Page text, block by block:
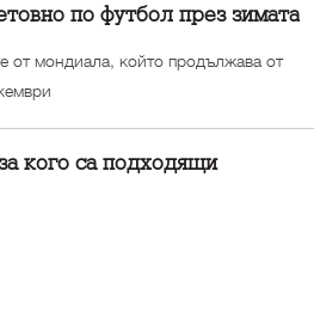
по футбол през зимата
от мондиала, който продължава от
кого са подходящи